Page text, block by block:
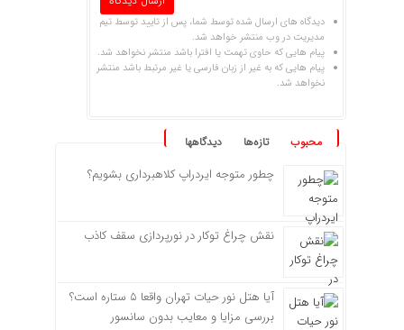
دیدگاه های ارسال شده توسط شما، پس از تایید توسط تیم
مدیریت در وب منتشر خواهد شد.
پیام هایی که حاوی تهمت یا افترا باشد منتشر نخواهد شد.
پیام هایی که به غیر از زبان فارسی یا غیر مرتبط باشد منتشر
نخواهد شد.
محبوب تازه‌ها دیدگاهها
چطور متوجه ایردراپ کلاهبرداری بشویم؟
نقش چراغ توکار در نورپردازی سقف کاذب
آیا هتل نور حیات تهران واقعا ۵ ستاره است؟
بررسی مزایا و معایب بدون سانسور